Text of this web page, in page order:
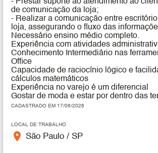
- Prestar suporte ao atendimento ao
de comunicação da loja;
- Realizar a comunicação entre
loja, assegurando o fluxo das
Necessário ensino médio completo.
Experiência com atividades
Conhecimento Intermediário nas
Office
Capacidade de raciocínio lógico e
cálculos matemáticos
Experiência no varejo é um diferencial
Gostar de moda e estar por dentro das
CADASTRADO EM 17/06/2026
LOCAL DE TRABALHO
place São Paulo / SP